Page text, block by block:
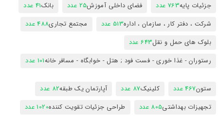
جزئیات پایه763 عدد فضای داخلی آموزش25 عدد بانک41 عدد
شرکت ، دفتر کار ، سازمان ، اداره513 عدد مجتمع تجاری488 عدد
بلوک های حمل و نقل643 عدد
رستوران - غذا خوری - فست فود ; هتل - خوابگاه - مسافر خانه101 عدد
ستون467 عدد کلینیک87 عدد آپارتمان یک طبقه82 عدد
تجهیزات بهداشتی805 عدد طراحی جزئیات تقویت کننده1020 عدد